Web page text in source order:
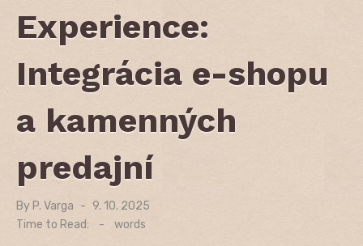
Experience:
Integrácia e-shopu
a kamenných
predajní
By P. Varga
Posted
9. 10. 2025
Time to Read:
- words